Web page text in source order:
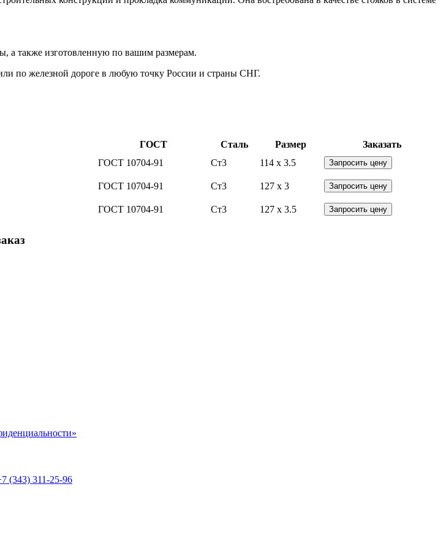
а также изготовленную по вашим размерам.
по железной дороге в любую точку России и страны СНГ.
ГОСТ Сталь Размер
Заказать
ГОСТ 10704-91 Ст3 114 x 3.5 Запросить цену
ГОСТ 10704-91 Ст3 127 x 3 Запросить цену
ГОСТ 10704-91 Ст3 127 x 3.5 Запросить цену
(343) 311-25-96